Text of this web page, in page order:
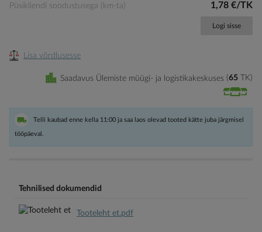
Püsikliendi soodustusega (km-ta) 1,78 €/TK
Logi sisse
Lisa võrdlusesse
Saadavus Ülemiste müügi- ja logistikakeskuses 65 TK
Telli kaubad enne kella 11:00 ja saa laos olevad tooted kätte juba järgmisel
tööpäeval.
Tehnilised dokumendid
Tooteleht et.pdf